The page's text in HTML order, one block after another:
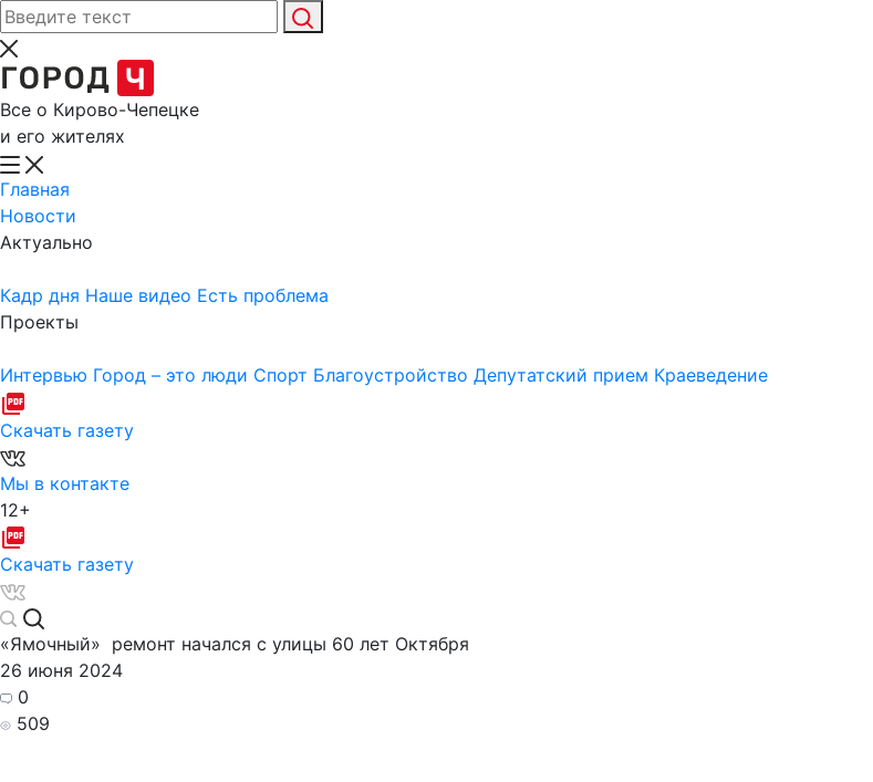
Все о Кирово-Чепецке
и его жителях
Главная
Новости
Актуально
Кадр дня Наше видео Есть проблема
Проекты
Интервью Город – это люди Спорт Благоустройство Депутатский прием Краеведение
Скачать газету
Мы в контакте
12+
Скачать газету
«Ямочный» ремонт начался с улицы 60 лет Октября
26 июня 2024
0
509